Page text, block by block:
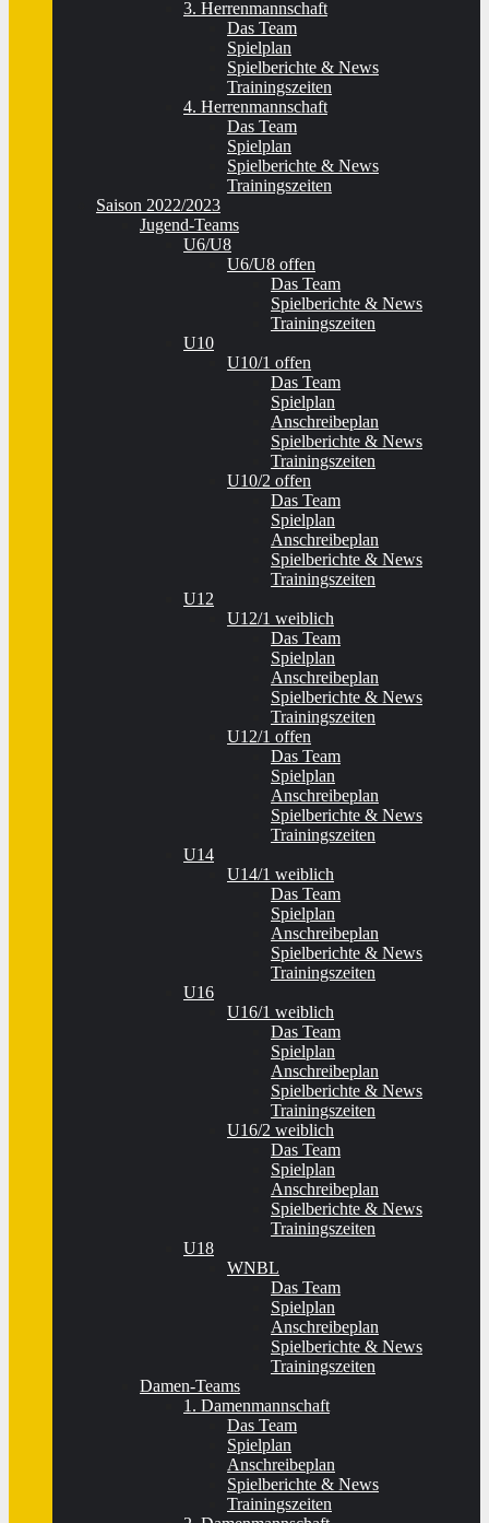
3. Herrenmannschaft
Das Team
Spielplan
Spielberichte & News
Trainingszeiten
4. Herrenmannschaft
Das Team
Spielplan
Spielberichte & News
Trainingszeiten
Saison 2022/2023
Jugend-Teams
U6/U8
U6/U8 offen
Das Team
Spielberichte & News
Trainingszeiten
U10
U10/1 offen
Das Team
Spielplan
Anschreibeplan
Spielberichte & News
Trainingszeiten
U10/2 offen
Das Team
Spielplan
Anschreibeplan
Spielberichte & News
Trainingszeiten
U12
U12/1 weiblich
Das Team
Spielplan
Anschreibeplan
Spielberichte & News
Trainingszeiten
U12/1 offen
Das Team
Spielplan
Anschreibeplan
Spielberichte & News
Trainingszeiten
U14
U14/1 weiblich
Das Team
Spielplan
Anschreibeplan
Spielberichte & News
Trainingszeiten
U16
U16/1 weiblich
Das Team
Spielplan
Anschreibeplan
Spielberichte & News
Trainingszeiten
U16/2 weiblich
Das Team
Spielplan
Anschreibeplan
Spielberichte & News
Trainingszeiten
U18
WNBL
Das Team
Spielplan
Anschreibeplan
Spielberichte & News
Trainingszeiten
Damen-Teams
1. Damenmannschaft
Das Team
Spielplan
Anschreibeplan
Spielberichte & News
Trainingszeiten